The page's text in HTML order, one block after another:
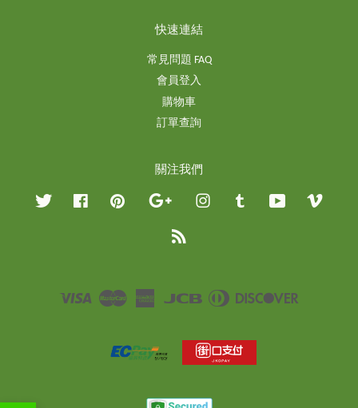
快速連結
常見問題 FAQ
會員登入
購物車
訂單查詢
關注我們
Twitter Facebook Pinterest Google InstagramTumblr YouTube
Visa Master
American
JCB
Diners